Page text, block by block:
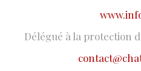
Délégué à la protection